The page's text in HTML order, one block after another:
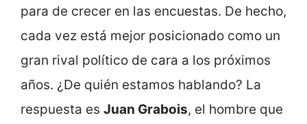
para de crecer en las encuestas. De hecho,
cada vez está mejor posicionado como un
gran rival político de cara a los próximos
años. ¿De quién estamos hablando? La
respuesta es Juan Grabois, el hombre que